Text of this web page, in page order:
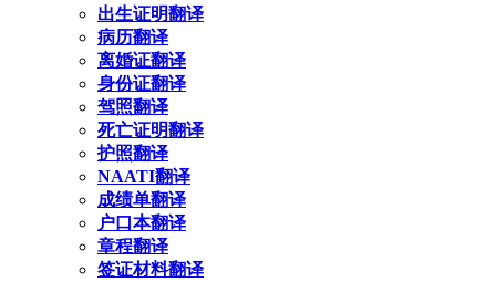
出生证明翻译
病历翻译
离婚证翻译
身份证翻译
驾照翻译
死亡证明翻译
护照翻译
NAATI翻译
成绩单翻译
户口本翻译
章程翻译
签证材料翻译